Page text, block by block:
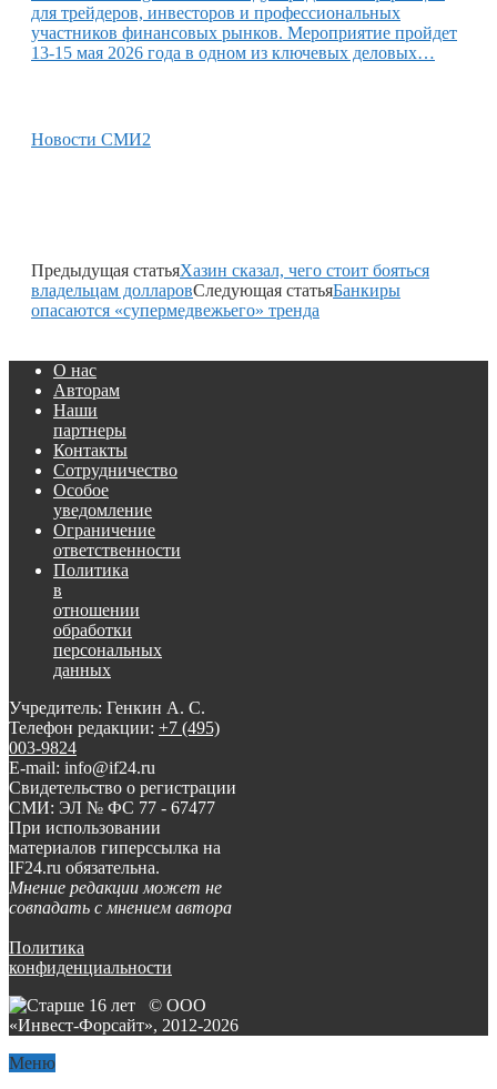
для трейдеров, инвесторов и профессиональных
участников финансовых рынков. Мероприятие пройдет
13-15 мая 2026 года в одном из ключевых деловых…
Новости СМИ2
Предыдущая статьяХазин сказал, чего стоит бояться
владельцам долларовСледующая статьяБанкиры
опасаются «супермедвежьего» тренда
О нас
Авторам
Наши
партнеры
Контакты
Сотрудничество
Особое
уведомление
Ограничение
ответственности
Политика
в
отношении
обработки
персональных
данных
Учредитель: Генкин А. С.
Телефон редакции: +7 (495)
003-9824
E-mail: info@if24.ru
Свидетельство о регистрации
СМИ: ЭЛ № ФС 77 - 67477
При использовании
материалов гиперссылка на
IF24.ru обязательна.
Мнение редакции может не
совпадать с мнением автора
Политика
конфиденциальности
© ООО
«Инвест-Форсайт», 2012-2026
Меню